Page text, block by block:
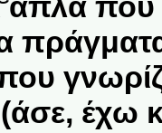
(άσε, έχω